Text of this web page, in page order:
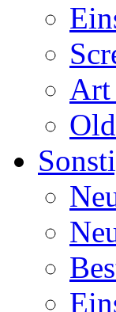
Art